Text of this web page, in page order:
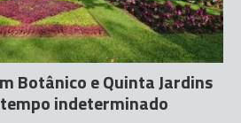
Botânico e Quinta Jardins
indeterminado